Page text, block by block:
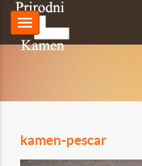
kamen-pescar